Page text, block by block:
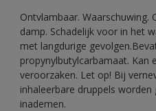
Ontvlambaar. Waarschuwing.
damp. Schadelijk voor in het
met langdurige
propynylbutylcarbamaat. Kan
veroorzaken. Let op! Bij
inhaleerbare druppels
inademen.